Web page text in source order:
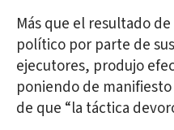
Más que el resultado
político por parte de
ejecutores, produjo
poniendo de
de que “la táctica